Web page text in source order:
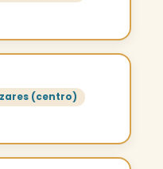
(centro)